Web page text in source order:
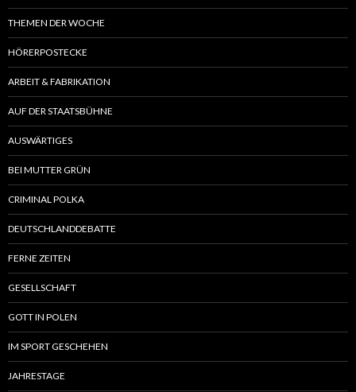
THEMEN DER WOCHE
HÖRERPOSTECKE
ARBEIT & FABRIKATION
AUF DER STAATSBÜHNE
AUSWÄRTIGES
BEI MUTTER GRÜN
CRIMINAL POLKA
DEUTSCHLANDDEBATTE
FERNE ZEITEN
GESELLSCHAFT
GOTT IN POLEN
IM SPORT GESCHEHEN
JAHRESTAGE